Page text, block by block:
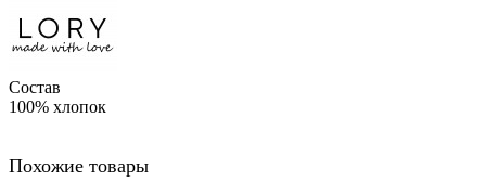
Состав
100% хлопок
Похожие товары